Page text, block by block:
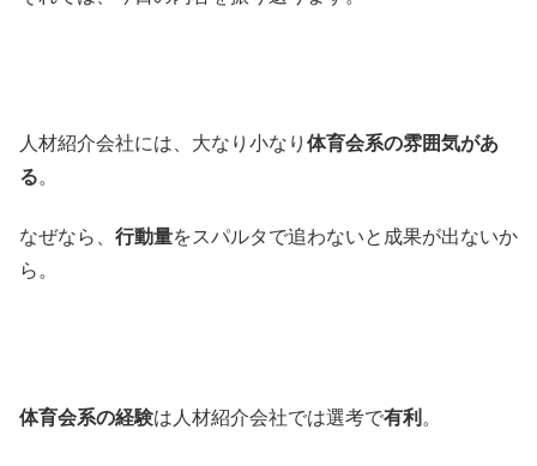
人材紹介会社には、大なり小なり 体育会系の雰囲気があ
る。
なぜなら、 行動量をスパルタで追わないと成果が出ないか
ら。
体育会系の経験は人材紹介会社では選考で有利 。